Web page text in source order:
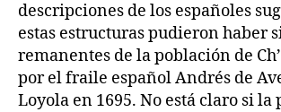
descripciones de los españoles
estas estructuras pudieron haber
remanentes de la población de
por el fraile español Andrés de
Loyola en 1695. No está claro si